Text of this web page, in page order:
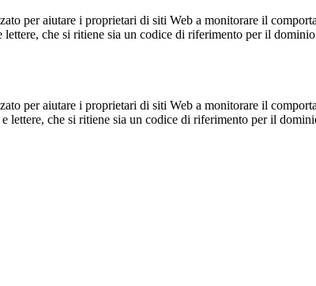
per aiutare i proprietari di siti Web a monitorare il
che si ritiene sia un codice di riferimento per il
per aiutare i proprietari di siti Web a monitorare il
lettere, che si ritiene sia un codice di riferimento per il